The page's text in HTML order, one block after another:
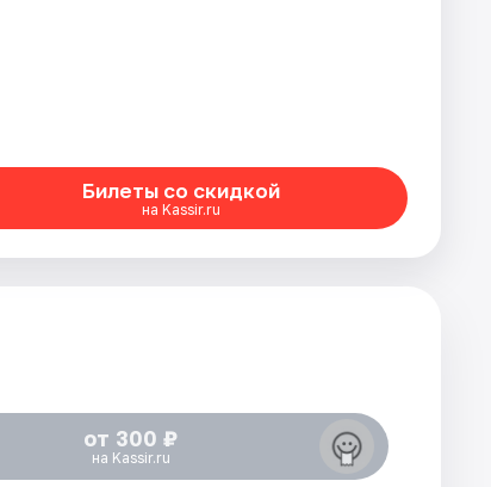
Билеты со скидкой
на Kassir.ru
от 300 ₽
на Kassir.ru